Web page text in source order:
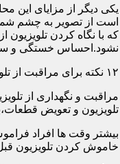
یکی دیگر از مزایای
است از تصویر به چشم
که با نگاه کردن
نشود.احساس خستگی و
۱۲ نکته برای مراقبت از تلویزیون LED و LCD
مراقبت و نگهداری از
تلویزیون و تعویض
بیشتر وقت ها افراد
خاموش کردن تلویزیون